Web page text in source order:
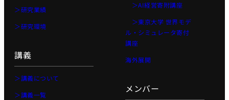
＞研究業績
＞研究環境
講義
＞講義について
＞講義一覧
＞AI経営寄附講座
＞東京大学 世界モデ
ル・シミュレータ寄付
講座
海外展開
メンバー